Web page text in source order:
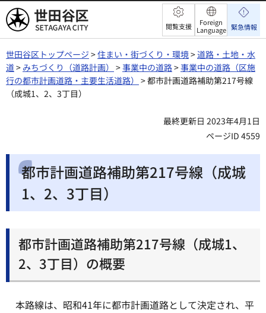
世田谷区 閲覧支援
Foreign
Language 緊急情報
世田谷区トップページ >住まい・街づくり・環境>道路・土地・水
道> みちづくり（道路計画） >事業中の道路>事業中の道路（区施
行の都市計画道路・主要生活道路） > 都市計画道路補助第217号線
（成城1、2、3丁目）
最終更新日 2023年4月1日
ページID 4559
都市計画道路補助第217号線（成城
1、2、3丁目）
都市計画道路補助第217号線（成城1、
2、3丁目）の概要
本路線は、昭和41年に都市計画道路として決定され、平